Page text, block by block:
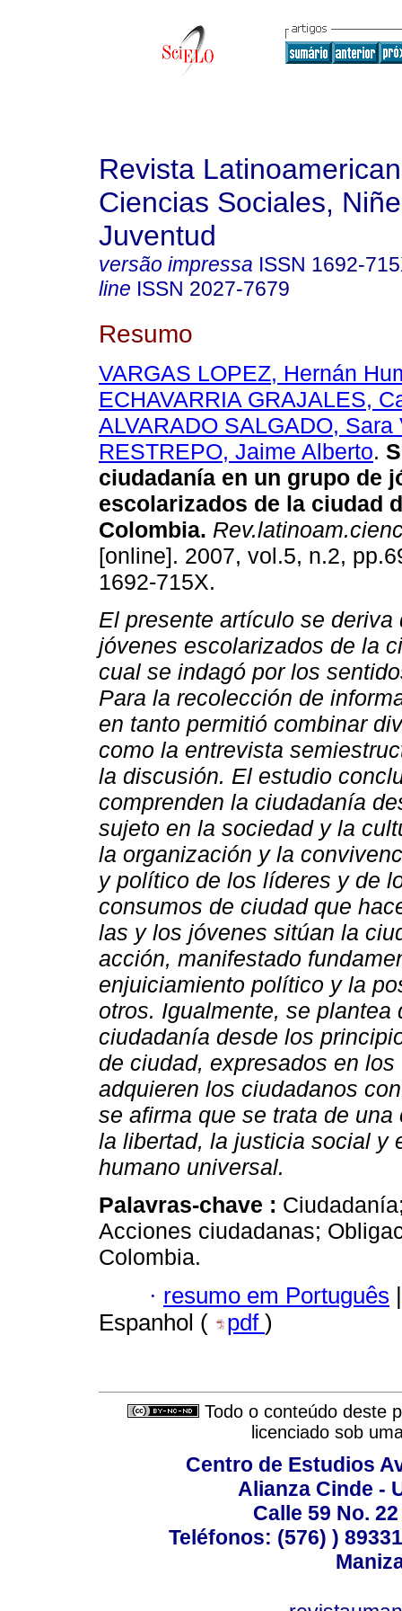
Revista
Ciencias Sociales,
Juventud
versão impressa ISSN 1692-
line ISSN 2027-7679
Resumo
VARGAS LOPEZ, Hernán
ECHAVARRIA GRAJALES,
ALVARADO SALGADO, Sara
RESTREPO, Jaime Alberto.
ciudadanía en un grupo de
escolarizados de la ciudad
Colombia.
[online]. 2007, vol.5, n.2,
1692-715X.
El presente artículo se
jóvenes escolarizados de la
cual se indagó por los
Para la recolección de
en tanto permitió combinar
como la entrevista
la discusión. El estudio
comprenden la ciudadanía
sujeto en la sociedad y la
la organización y la
y político de los líderes y de
consumos de ciudad que
las y los jóvenes sitúan la
acción, manifestado
enjuiciamiento político y la
otros. Igualmente, se
ciudadanía desde los
de ciudad, expresados en
adquieren los ciudadanos
se afirma que se trata de
la libertad, la justicia social y
humano universal.
Palavras-chave :
Acciones ciudadanas;
Colombia.
· resumo em Português |
Espanhol (
pdf )
Todo o conteúdo deste
licenciado sob
Centro de Estudios
Alianza Cinde -
Calle 59 No.
Teléfonos: (576) )